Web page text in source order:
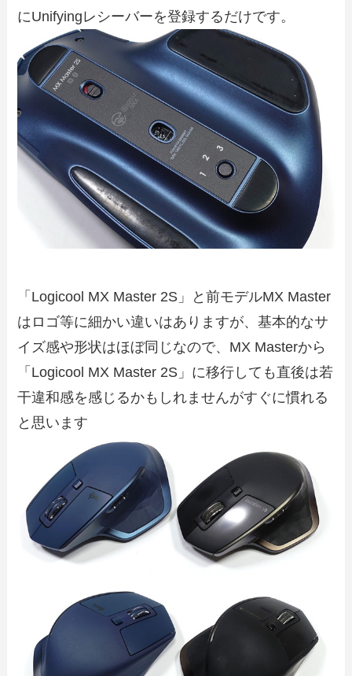
にUnifyingレシーバーを登録するだけです。
「Logicool MX Master 2S」と前モデルMX Master
はロゴ等に細かい違いはありますが、基本的なサ
イズ感や形状はほぼ同じなので、MX Masterから
「Logicool MX Master 2S」に移行しても直後は若
干違和感を感じるかもしれませんがすぐに慣れる
と思います